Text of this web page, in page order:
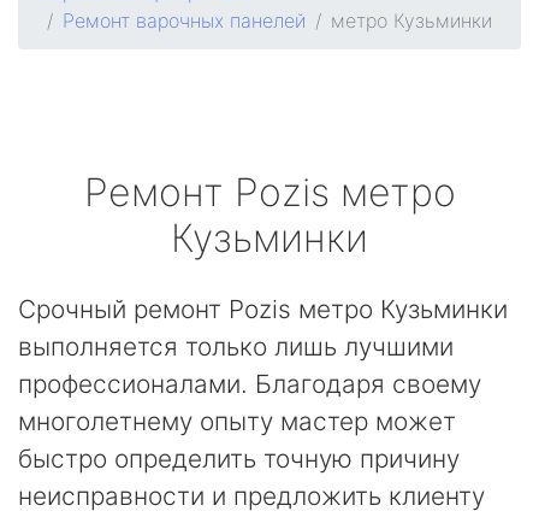
Ремонт варочных панелей
метро Кузьминки
Ремонт Pozis метро
Кузьминки
Срочный ремонт Pozis метро Кузьминки
выполняется только лишь лучшими
профессионалами. Благодаря своему
многолетнему опыту мастер может
быстро определить точную причину
неисправности и предложить клиенту